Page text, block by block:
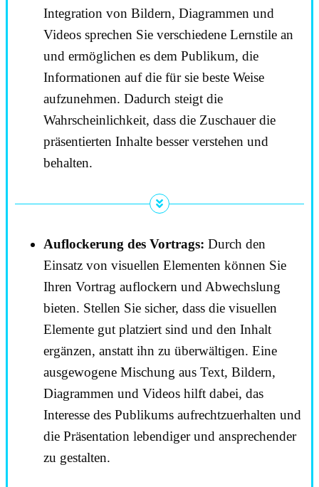
Integration von Bildern, Diagrammen und
Videos sprechen Sie verschiedene Lernstile an
und ermöglichen es dem Publikum, die
Informationen auf die für sie beste Weise
aufzunehmen. Dadurch steigt die
Wahrscheinlichkeit, dass die Zuschauer die
präsentierten Inhalte besser verstehen und
behalten.
Auflockerung des Vortrags: Durch den
Einsatz von visuellen Elementen können Sie
Ihren Vortrag auflockern und Abwechslung
bieten. Stellen Sie sicher, dass die visuellen
Elemente gut platziert sind und den Inhalt
ergänzen, anstatt ihn zu überwältigen. Eine
ausgewogene Mischung aus Text, Bildern,
Diagrammen und Videos hilft dabei, das
Interesse des Publikums aufrechtzuerhalten und
die Präsentation lebendiger und ansprechender
zu gestalten.